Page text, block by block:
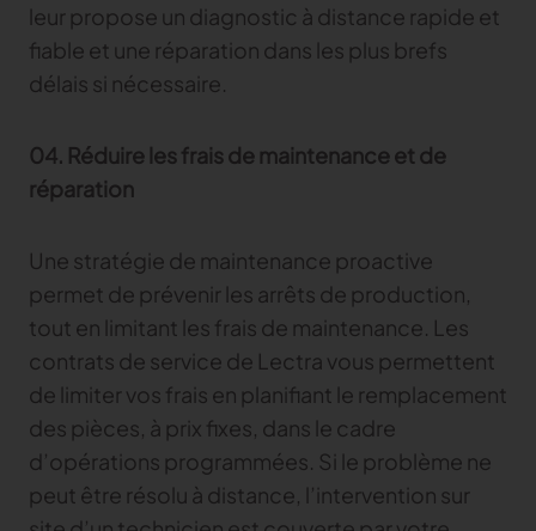
leur propose un diagnostic à distance rapide et
fiable et une réparation dans les plus brefs
délais si nécessaire.
04. Réduire les frais de maintenance et de
réparation
Une stratégie de maintenance proactive
permet de prévenir les arrêts de production,
tout en limitant les frais de maintenance. Les
contrats de service de Lectra vous permettent
de limiter vos frais en planifiant le remplacement
des pièces, à prix fixes, dans le cadre
d’opérations programmées. Si le problème ne
peut être résolu à distance, l’intervention sur